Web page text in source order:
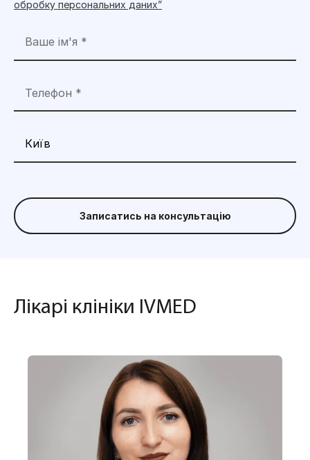
обробку персональних даних”
Записатись на консультацію
Лікарі клініки IVMED